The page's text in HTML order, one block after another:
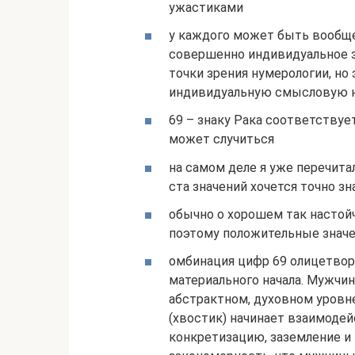
ужастиками
у каждого может быть
совершенно индивидуальное
точки зрения нумерологии,
индивидуальную смысловую
69 – знаку Рака
может случиться
на самом деле я уже
ста значений хочется точно
обычно о хорошем так
поэтому положительные
омбинация цифр 69
материального начала.
абстрактном, духовном
(хвостик) начинает
конкретизацию, заземление